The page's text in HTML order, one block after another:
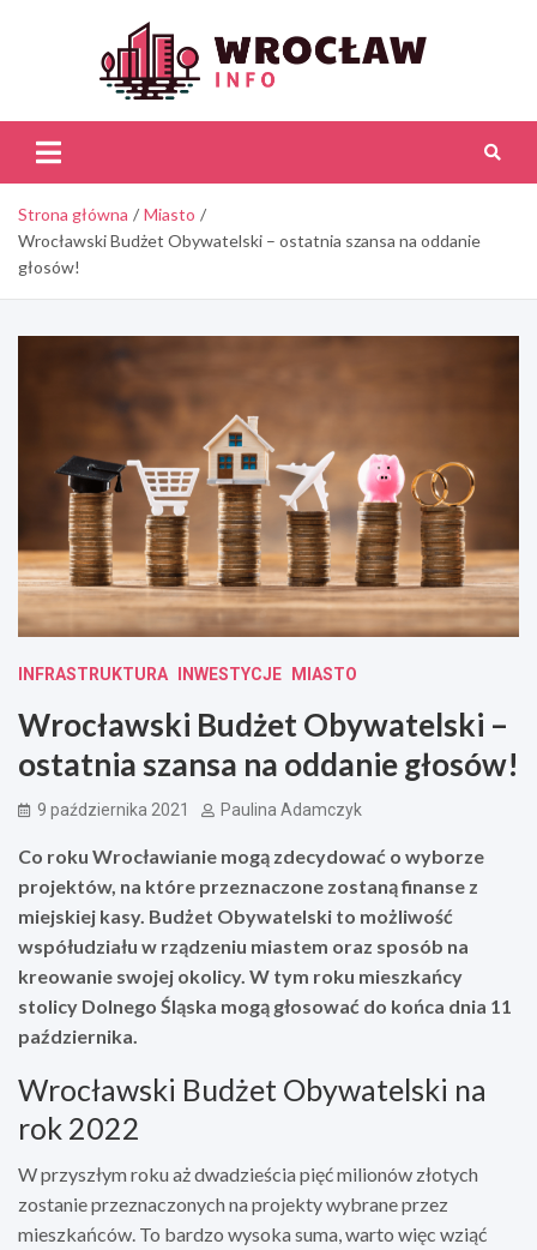
Strona główna
Miasto
Wrocławski Budżet Obywatelski – ostatnia szansa na oddanie
głosów!
INFRASTRUKTURA INWESTYCJE MIASTO
Wrocławski Budżet Obywatelski –
ostatnia szansa na oddanie głosów!
9 października 2021 Paulina Adamczyk
Co roku Wrocławianie mogą zdecydować o wyborze
projektów, na które przeznaczone zostaną finanse z
miejskiej kasy. Budżet Obywatelski to możliwość
współudziału w rządzeniu miastem oraz sposób na
kreowanie swojej okolicy. W tym roku mieszkańcy
stolicy Dolnego Śląska mogą głosować do końca dnia 11
października.
Wrocławski Budżet Obywatelski na
rok 2022
W przyszłym roku aż dwadzieścia pięć milionów złotych
zostanie przeznaczonych na projekty wybrane przez
mieszkańców. To bardzo wysoka suma, warto więc wziąć